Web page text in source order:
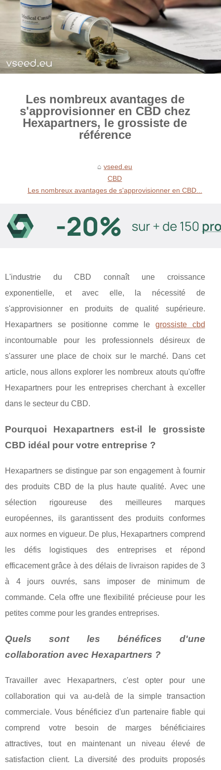
Les nombreux avantages de
s'approvisionner en CBD chez
Hexapartners, le grossiste de
référence
vseed.eu
CBD
Les nombreux avantages de s'approvisionner en CBD...
L'industrie du CBD connaît une croissance
exponentielle, et avec elle, la nécessité de
s'approvisionner en produits de qualité supérieure.
Hexapartners se positionne comme le grossiste cbd
incontournable pour les professionnels désireux de
s'assurer une place de choix sur le marché. Dans cet
article, nous allons explorer les nombreux atouts qu'offre
Hexapartners pour les entreprises cherchant à exceller
dans le secteur du CBD.
Pourquoi Hexapartners est-il le grossiste
CBD idéal pour votre entreprise ?
Hexapartners se distingue par son engagement à fournir
des produits CBD de la plus haute qualité. Avec une
sélection rigoureuse des meilleures marques
européennes, ils garantissent des produits conformes
aux normes en vigueur. De plus, Hexapartners comprend
les défis logistiques des entreprises et répond
efficacement grâce à des délais de livraison rapides de 3
à 4 jours ouvrés, sans imposer de minimum de
commande. Cela offre une flexibilité précieuse pour les
petites comme pour les grandes entreprises.
Quels sont les bénéfices d'une
collaboration avec Hexapartners ?
Travailler avec Hexapartners, c'est opter pour une
collaboration qui va au-delà de la simple transaction
commerciale. Vous bénéficiez d'un partenaire fiable qui
comprend votre besoin de marges bénéficiaires
attractives, tout en maintenant un niveau élevé de
satisfaction client. La diversité des produits proposés